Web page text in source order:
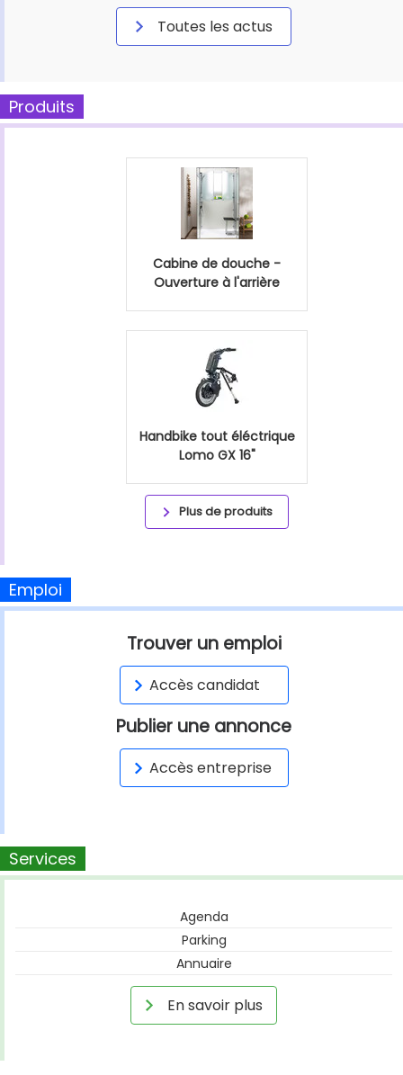
Toutes les actus
Produits
Cabine de douche -
Ouverture à l'arrière
Handbike tout éléctrique
Lomo GX 16"
Plus de produits
Emploi
Trouver un emploi
Accès candidat
Publier une annonce
Accès entreprise
Services
Agenda
Parking
Annuaire
En savoir plus